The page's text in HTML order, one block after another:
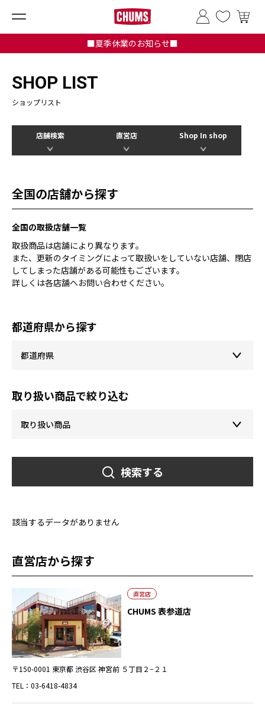
■夏季休業のお知らせ■
SHOP LIST
ショップリスト
店舗検索 直営店 Shop In shop
全国の店舗から探す
全国の取扱店舗一覧
取扱商品は店舗により異なります。
また、更新のタイミングによって取扱いをしていない店舗、閉店
してしまった店舗がある可能性もございます。
詳しくは各店舗へお問い合わせください。
都道府県から探す
取り扱い商品で絞り込む
検索する
該当するデータがありません
直営店から探す
直営店
CHUMS 表参道店
〒150-0001 東京都 渋谷区 神宮前 ５丁目２−２１
TEL：03-6418-4834